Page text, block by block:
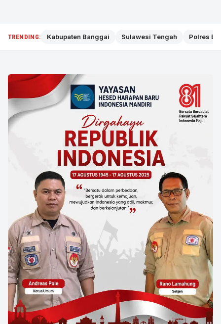
TRENDING: Kabupaten Banggai Sulawesi Tengah Polres